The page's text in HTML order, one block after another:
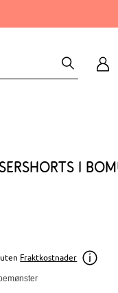
i
Fraktkostnader